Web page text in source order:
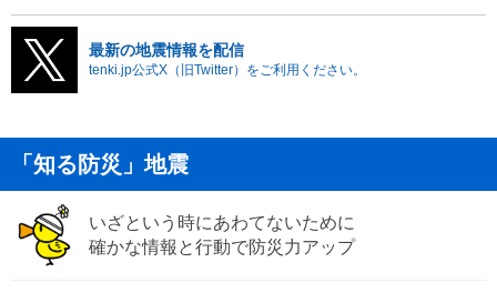
最新の地震情報を配信
tenki.jp公式X（旧Twitter）をご利用ください。
「知る防災」地震
いざという時にあわてないために
確かな情報と行動で防災力アップ